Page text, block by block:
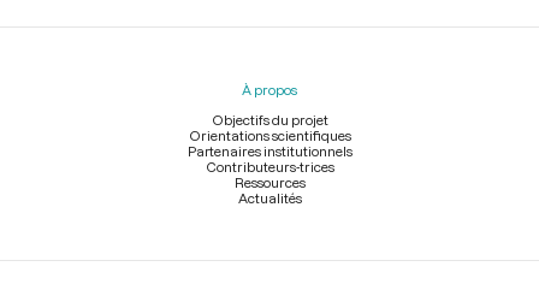
Menu
À propos
Objectifs du projet
Orientations scientifiques
Partenaires institutionnels
Contributeurs-trices
Ressources
Actualités